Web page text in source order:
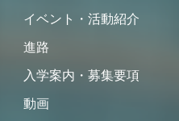
イベント・活動紹介
進路
入学案内・募集要項
動画